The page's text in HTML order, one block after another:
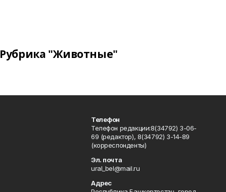
Рубрика "Животные"
Телефон
Телефон редакции:8(34792) 3-06-
69 (редактор), 8(34792) 3-14-89
(корреспонденты)
Эл. почта
ural_bel@mail.ru
Адрес